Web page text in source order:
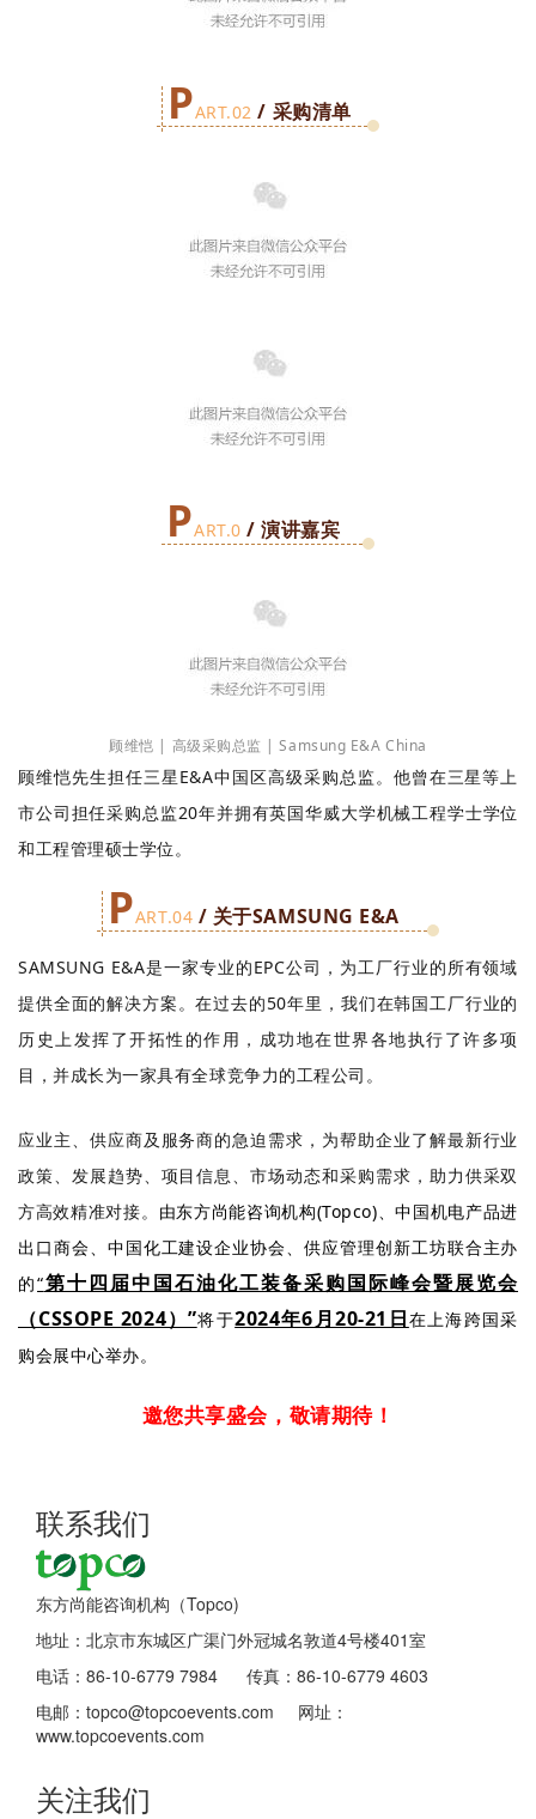
PART.02 / 采购清单
PART.0 / 演讲嘉宾
顾维恺 | 高级采购总监 | Samsung E&A China
顾维恺先生担任三星E&A中国区高级采购总监。他曾在三星等上
市公司担任采购总监20年并拥有英国华威大学机械工程学士学位
和工程管理硕士学位。
PART.04 / 关于SAMSUNG E&A
SAMSUNG E&A是一家专业的EPC公司，为工厂行业的所有领域
提供全面的解决方案。在过去的50年里，我们在韩国工厂行业的
历史上发挥了开拓性的作用，成功地在世界各地执行了许多项
目，并成长为一家具有全球竞争力的工程公司。
应业主、供应商及服务商的急迫需求，为帮助企业了解最新行业
政策、发展趋势、项目信息、市场动态和采购需求，助力供采双
方高效精准对接。 由东方尚能咨询机构(Topco)、中国机电产品进
出口商会、中国化工建设企业协会、供应管理创新工坊联合主办
的“第十四届中国石油化工装备采购国际峰会暨展览会
（CSSOPE 2024）”将于2024年6月20-21日在上海跨国采
购会展中心举办。
邀您共享盛会，敬请期待！
联系我们
东方尚能咨询机构（Topco)
地址：北京市东城区广渠门外冠城名敦道4号楼401室
电话：86-10-6779 7984 传真：86-10-6779 4603
电邮：topco@topcoevents.com 网址：
www.topcoevents.com
关注我们